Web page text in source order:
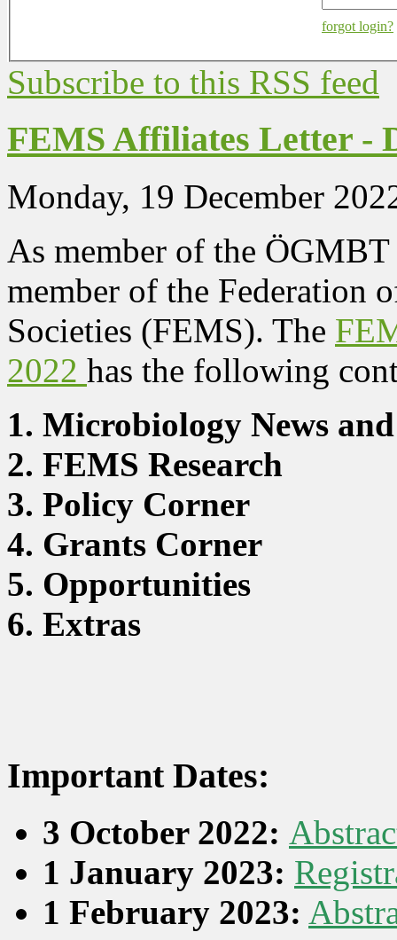
forgot login?
Subscribe to this RSS feed
FEMS Affiliates Letter -
Monday, 19 December
As member of the
member of the Federation
Societies (FEMS). The
2022 has the following
1. Microbiology News
2. FEMS Research
3. Policy Corner
4. Grants Corner
5. Opportunities
6. Extras
Important Dates:
3 October 2022:
1 January 2023:
1 February 2023: